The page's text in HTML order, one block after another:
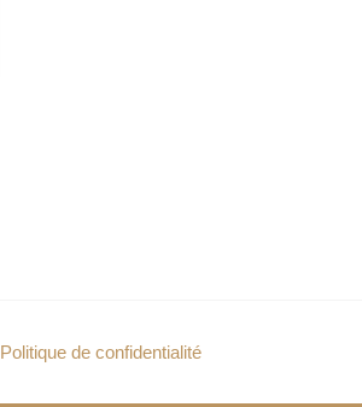
Politique de confidentialité